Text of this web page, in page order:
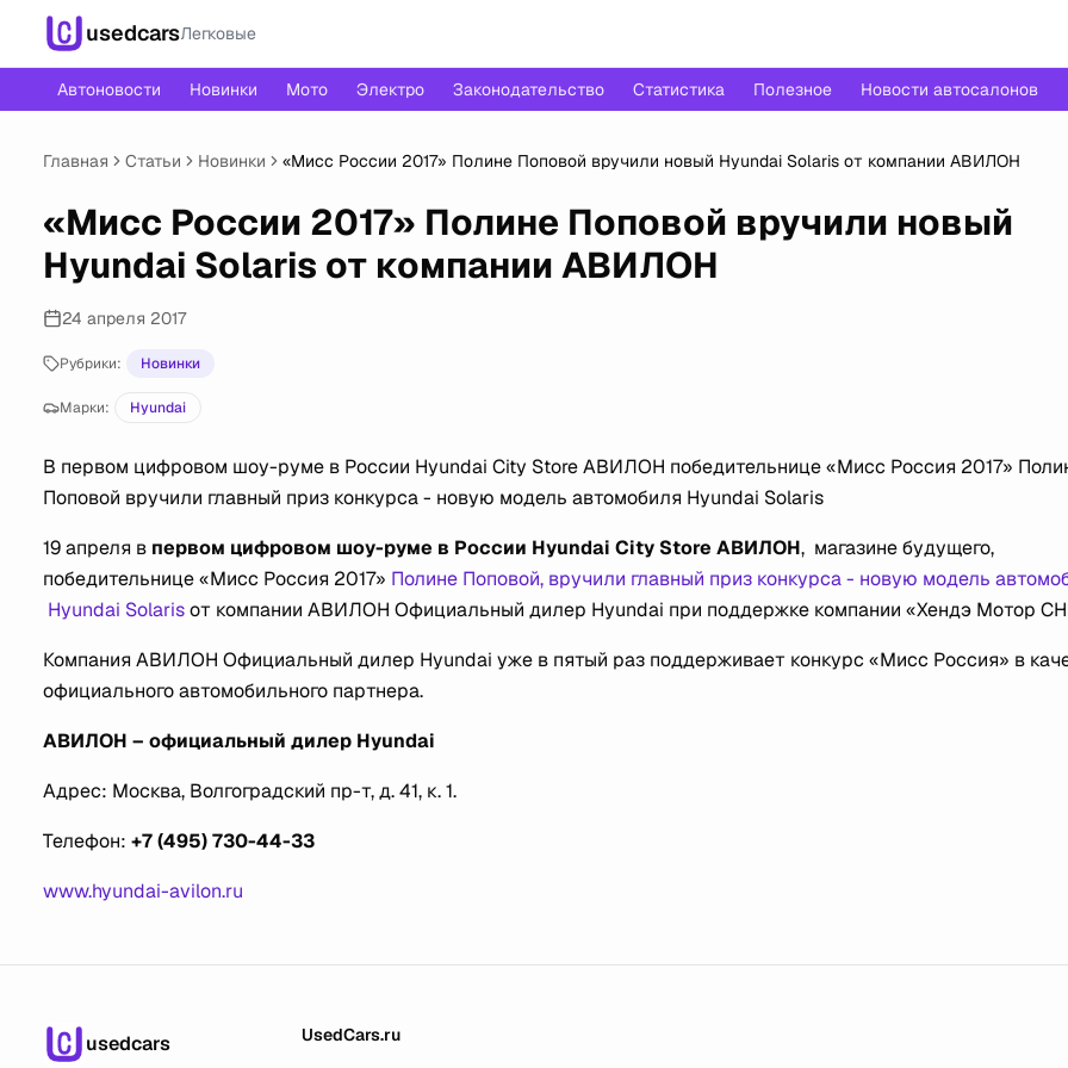
usedcarsЛегковые
Автоновости Новинки Мото Электро Законодательство Статистика Полезное Новости автосалонов
Главная Статьи Новинки «Мисс России 2017» Полине Поповой вручили новый Hyundai Solaris от компании АВИЛОН
«Мисс России 2017» Полине Поповой вручили новый
Hyundai Solaris от компании АВИЛОН
24 апреля 2017
Рубрики: Новинки
Марки: Hyundai
В первом цифровом шоу-руме в России Hyundai City Store АВИЛОН победительнице «Мисс Россия 2017»
Поповой вручили главный приз конкурса - новую модель автомобиля Hyundai Solaris
19 апреля в первом цифровом шоу-руме в России Hyundai City Store АВИЛОН, магазине будущего,
победительнице «Мисс Россия 2017» Полине Поповой, вручили главный приз конкурса - новую модель
Hyundai Solarisот компании АВИЛОН Официальный дилер Hyundai при поддержке компании «Хендэ Мотор
Компания АВИЛОН Официальный дилер Hyundai уже в пятый раз поддерживает конкурс «Мисс Россия» в
официального автомобильного партнера.
АВИЛОН – официальный дилер Hyundai
Адрес: Москва, Волгоградский пр-т, д. 41, к. 1.
Телефон: +7 (495) 730-44-33
www.hyundai-avilon.ru
usedcars UsedCars.ru